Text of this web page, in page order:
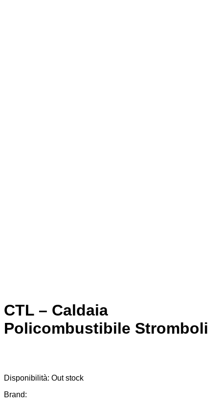
CTL – Caldaia
Policombustibile Stromboli
Disponibilità: Out stock
Brand: